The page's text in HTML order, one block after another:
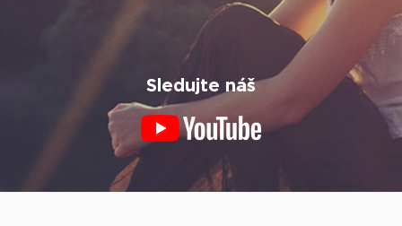
Sledujte náš